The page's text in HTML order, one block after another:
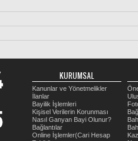
KURUMSAL
Kanunlar ve Yönetmelikler
İlanlar
Bayilik İşlemleri
Kişisel Verilerin Korunması
Nasıl Ganyan Bayi Olunur?
Bağlantılar
Online İşlemler(Cari Hesap